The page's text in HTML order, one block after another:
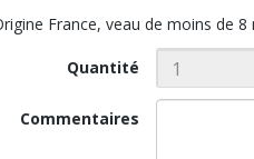
France, veau de moins de 8
Quantité
Commentaires